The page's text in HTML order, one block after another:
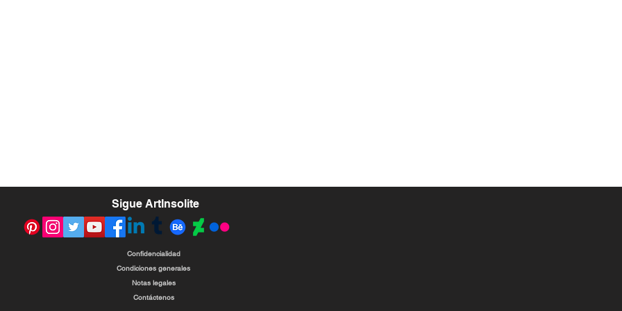
​Sigue ArtInsolite
Confidencialidad
Condiciones generales
Notas legales
Contáctenos